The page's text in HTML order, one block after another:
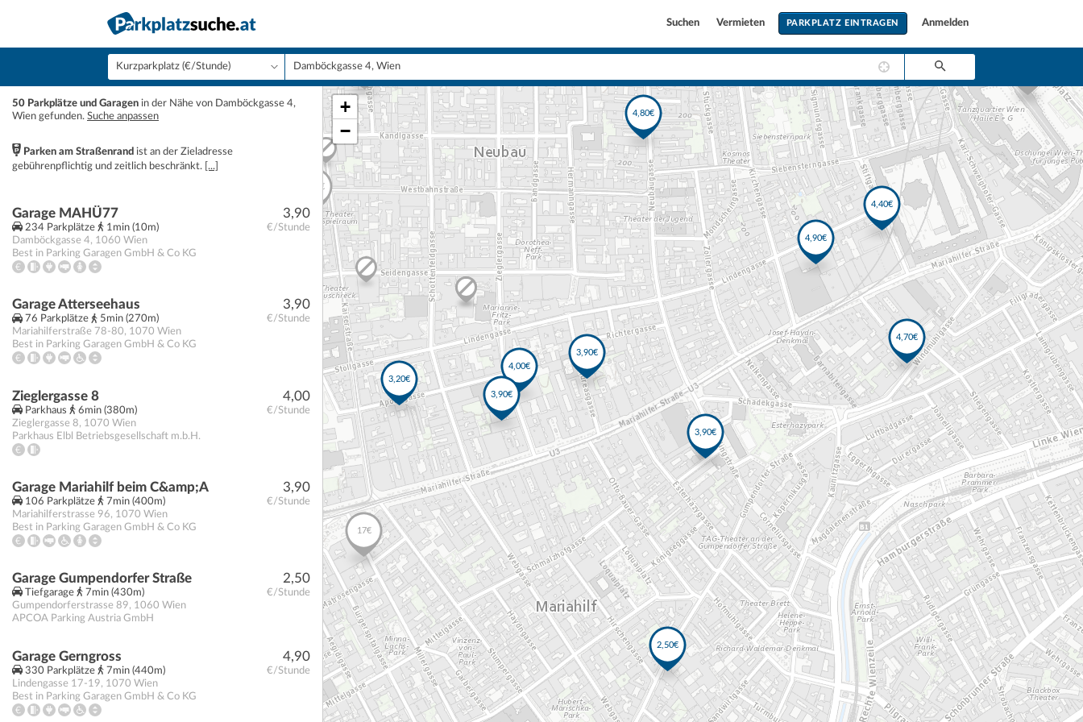
Suchen Vermieten PARKPLATZ EINTRAGEN Anmelden
50 Parkplätze und Garagen in der Nähe von Damböckgasse 4,
Wien gefunden. Suche anpassen
Parken am Straßenrand ist an der Zieladresse
gebührenpflichtig und zeitlich beschränkt. [...]
3,90
€/Stunde
Garage MAHÜ77
234 Parkplätze
1min (10m)
Damböckgasse 4, 1060 Wien
Best in Parking Garagen GmbH & Co KG
3,90
€/Stunde
Garage Atterseehaus
76 Parkplätze
5min (270m)
Mariahilferstraße 78-80, 1070 Wien
Best in Parking Garagen GmbH & Co KG
4,00
€/Stunde
Zieglergasse 8
Parkhaus
6min (380m)
Zieglergasse 8, 1070 Wien
Parkhaus Elbl Betriebsgesellschaft m.b.H.
3,90
€/Stunde
Garage Mariahilf beim C&amp;A
106 Parkplätze
7min (400m)
Mariahilferstrasse 96, 1070 Wien
Best in Parking Garagen GmbH & Co KG
2,50
€/Stunde
Garage Gumpendorfer Straße
Tiefgarage
7min (430m)
Gumpendorferstrasse 89, 1060 Wien
APCOA Parking Austria GmbH
4,90
€/Stunde
Garage Gerngross
330 Parkplätze
7min (440m)
Lindengasse 17-19, 1070 Wien
Best in Parking Garagen GmbH & Co KG
+
−